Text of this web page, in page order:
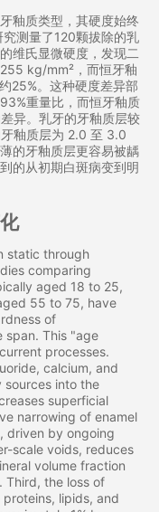
釉质类型，其硬度始终
测量了120颗拔除的乳
维氏显微硬度，发现二
kg/mm²，而恒牙釉
25%。这种硬度差异部
重量比，而恒牙釉质
异。乳牙的牙釉质层较
釉质层为 2.0 至 3.0
的牙釉质层更容易被龋
的从初期白斑病变到明
static through
comparing
aged 18 to 25,
55 to 75, have
of
span. This "age
processes.
calcium, and
sources into the
superficial
narrowing of enamel
driven by ongoing
scale voids, reduces
volume fraction
Third, the loss of
lipids, and